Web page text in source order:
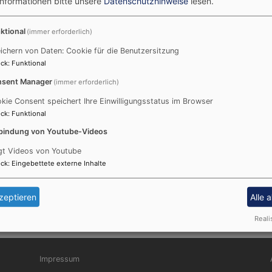
in unserer Pfarrei
Handys und für den PC, die Information und
Sie wird von der Landeskirche befürwortet und zu
Fußbereichsmenü
Impressum
(immer erforderlich)
von Daten: Cookie für die Benutzersitzung
: Funktional
Manager (immer erforderlich)
Consent speichert Ihre Einwilligungsstatus im Browser
: Funktional
von Youtube-Videos
Videos von Youtube
: Eingebettete externe Inhalte
Alle